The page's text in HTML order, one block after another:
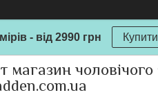
- від 2990 грн Купити
магазин